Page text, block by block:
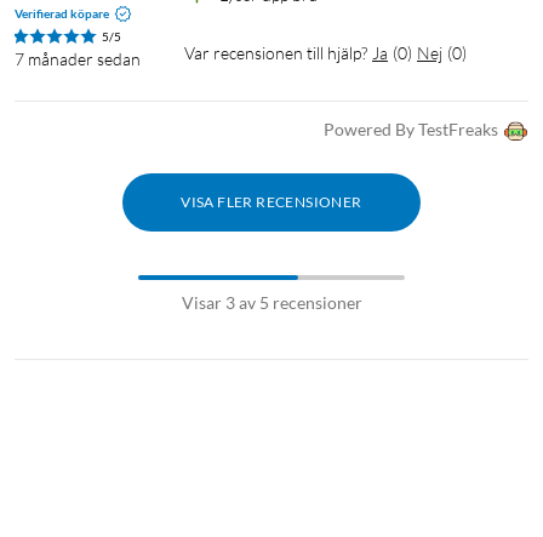
Verifierad köpare
5/5
7 månader sedan Var recensionen till hjälp? Ja (0) Nej (0)
Powered By TestFreaks
VISA FLER RECENSIONER
Visar 3 av 5 recensioner